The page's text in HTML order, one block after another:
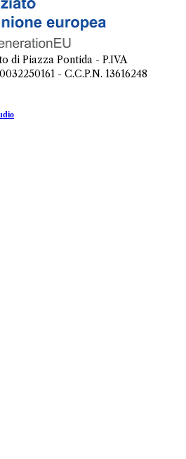
di Piazza Pontida - P.IVA
- C.C.P.N. 13616248